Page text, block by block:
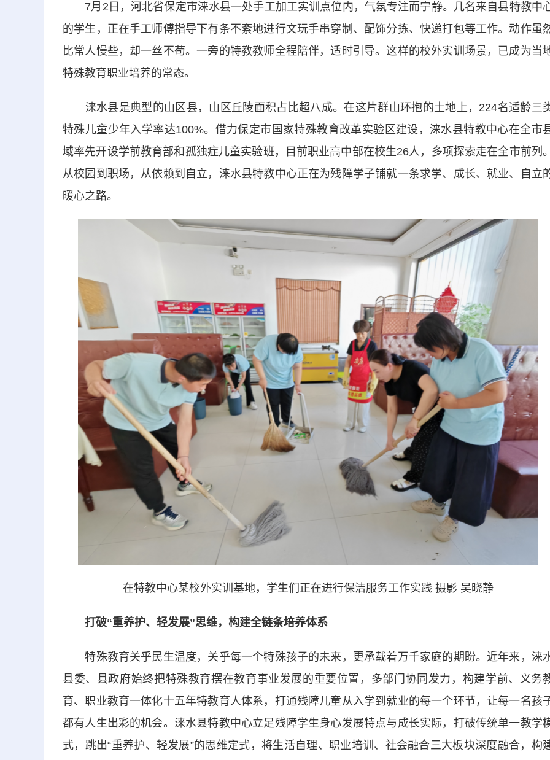
7月2日，河北省保定市涞水县一处手工加工实训点位内，气氛专注而宁静。几名来自县特教中
的学生，正在手工师傅指导下有条不紊地进行文玩手串穿制、配饰分拣、快递打包等工作。动作虽
比常人慢些，却一丝不苟。一旁的特教教师全程陪伴，适时引导。这样的校外实训场景，已成为当
特殊教育职业培养的常态。
涞水县是典型的山区县，山区丘陵面积占比超八成。在这片群山环抱的土地上，224名适龄三
特殊儿童少年入学率达100%。借力保定市国家特殊教育改革实验区建设，涞水县特教中心在全市
域率先开设学前教育部和孤独症儿童实验班，目前职业高中部在校生26人，多项探索走在全市前列。
从校园到职场，从依赖到自立，涞水县特教中心正在为残障学子铺就一条求学、成长、就业、自立
暖心之路。
在特教中心某校外实训基地，学生们正在进行保洁服务工作实践 摄影 吴晓静
打破“重养护、轻发展”思维，构建全链条培养体系
特殊教育关乎民生温度，关乎每一个特殊孩子的未来，更承载着万千家庭的期盼。近年来，涞
县委、县政府始终把特殊教育摆在教育事业发展的重要位置，多部门协同发力，构建学前、义务
育、职业教育一体化十五年特教育人体系，打通残障儿童从入学到就业的每一个环节，让每一名孩
都有人生出彩的机会。涞水县特教中心立足残障学生身心发展特点与成长实际，打破传统单一教学
式，跳出“重养护、轻发展”的思维定式，将生活自理、职业培训、社会融合三大板块深度融合，构